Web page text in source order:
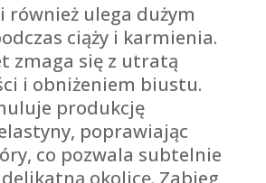
również ulega dużym
ciąży i karmienia.
zmaga się z utratą
i obniżeniem biustu.
produkcję
poprawiając
co pozwala subtelnie
okolicę. Zabieg